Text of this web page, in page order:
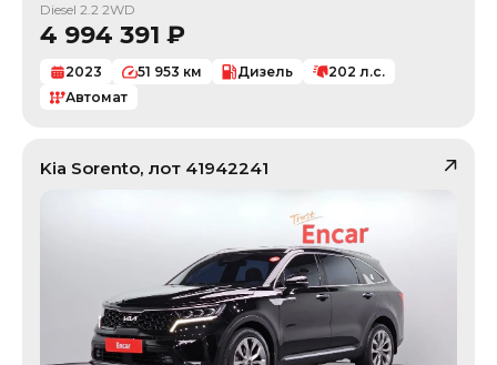
Diesel 2.2 2WD
4 994 391 ₽
2023 51 953 км Дизель 202 л.с.
Автомат
Kia Sorento, лот 41942241